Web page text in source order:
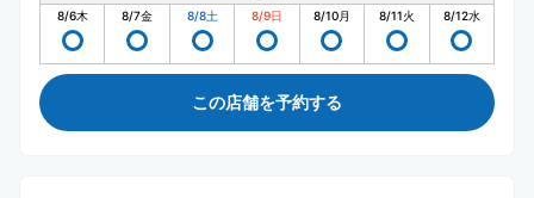
8/6木 8/7金 8/8土 8/9日 8/10月 8/11火 8/12水
この店舗を予約する